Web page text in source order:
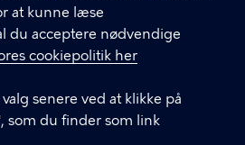
at kunne læse
du acceptere nødvendige
cookiepolitik her
senere ved at klikke på
som du finder som link